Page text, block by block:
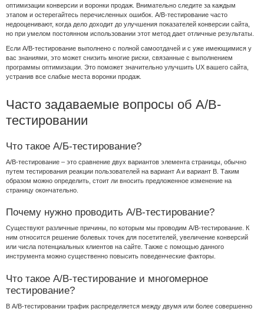
оптимизации конверсии и воронки продаж. Внимательно следите за каждым
этапом и остерегайтесь перечисленных ошибок. A/B-тестирование часто
недооценивают, когда дело доходит до улучшения показателей конверсии сайта,
но при умелом постоянном использовании этот метод дает отличные результаты.
Если A/B-тестирование выполнено с полной самоотдачей и с уже имеющимися у
вас знаниями, это может снизить многие риски, связанные с выполнением
программы оптимизации. Это поможет значительно улучшить UX вашего сайта,
устранив все слабые места воронки продаж.
Часто задаваемые вопросы об A/B-
тестировании
Что такое А/Б-тестирование?
A/B-тестирование – это сравнение двух вариантов элемента страницы, обычно
путем тестирования реакции пользователей на вариант A и вариант B. Таким
образом можно определить, стоит ли вносить предложенное изменение на
страницу окончательно.
Почему нужно проводить A/B-тестирование?
Существуют различные причины, по которым мы проводим A/B-тестирование. К
ним относится решение болевых точек для посетителей, увеличение конверсий
или числа потенциальных клиентов на сайте. Также с помощью данного
инструмента можно существенно повысить поведенческие факторы.
Что такое A/B-тестирование и многомерное
тестирование?
В A/B-тестировании трафик распределяется между двумя или более совершенно